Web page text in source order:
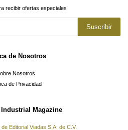
recibir ofertas especiales
Suscribir
de Nosotros
Nosotros
de Privacidad
Magazine
Editorial Viadas S.A. de C.V.